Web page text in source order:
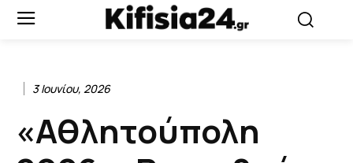
3 Ιουνίου, 2026
«Αθλητούπολη